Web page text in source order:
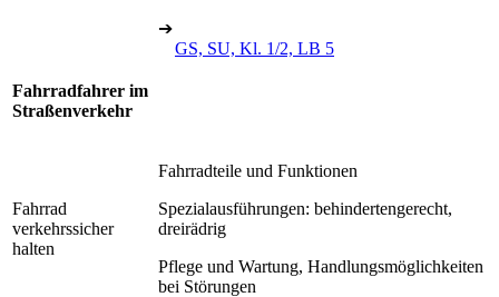
➔
GS, SU, Kl. 1/2, LB 5
Fahrradfahrer im
Straßenverkehr
Fahrrad
verkehrssicher
halten
Fahrradteile und Funktionen
Spezialausführungen: behindertengerecht,
dreirädrig
Pflege und Wartung, Handlungsmöglichkeiten
bei Störungen